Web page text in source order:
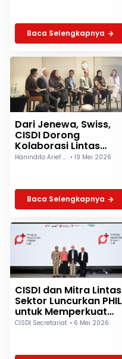
Baca Selengkapnya
Dari Jenewa, Swiss,
CISDI Dorong
Kolaborasi Lintas
Sektor Perkuat
Hanindito Arief Buwono • 19 Mei 2026
Baca Selengkapnya
CISDI dan Mitra Lintas
Sektor Luncurkan PHIL
untuk Memperkuat
Sistem Kesehatan
CISDI Secretariat • 6 Mei 2026